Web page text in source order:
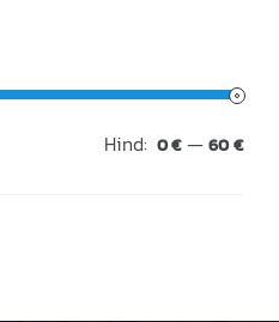
Hind: 0 €—60 €